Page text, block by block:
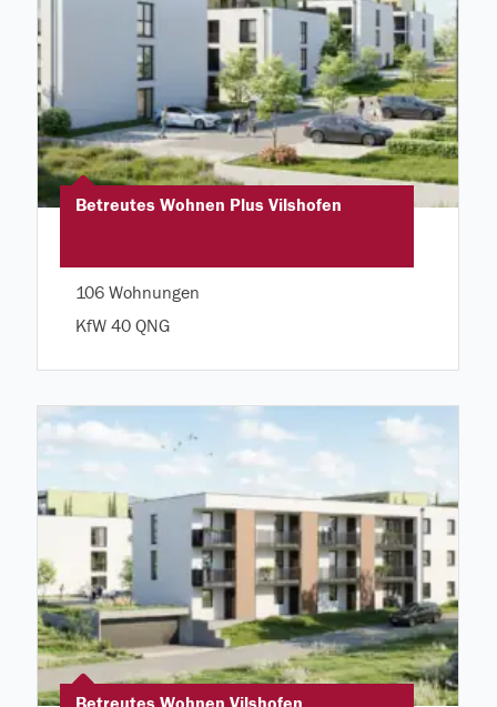
Betreutes Wohnen Plus Vilshofen
106 Wohnungen
KfW 40 QNG